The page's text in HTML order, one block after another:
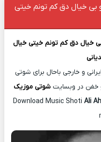
بی خیال دق کم تونم خیتی
خیال دق کم تونم خیتی خیال
و خارجی باحال برای شوتی
خفن در وبسایتشوتی موزیک
Download Music Shoti Ali